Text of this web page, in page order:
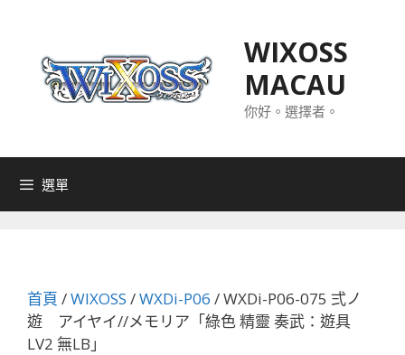
WIXOSS
MACAU
你好。選擇者。
選單
首頁 /WIXOSS /WXDi-P06 / WXDi-P06-075 弍ノ
遊 アイヤイ//メモリア「綠色 精靈 奏武：遊具
LV2 無LB」